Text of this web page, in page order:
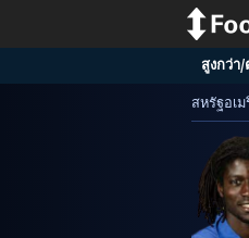
สูงกว่า/
สหรัฐอเม